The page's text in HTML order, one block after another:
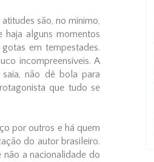
são, no mínimo,
haja alguns momentos
em tempestades.
incompreensíveis. A
não dê bola para
que tudo se
por outros e há quem
do autor brasileiro.
a nacionalidade do